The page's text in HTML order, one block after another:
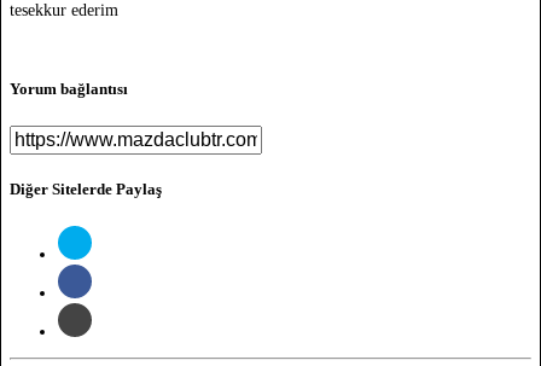
tesekkur ederim
Yorum bağlantısı
Diğer Sitelerde Paylaş